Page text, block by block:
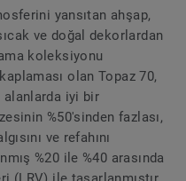
yansıtan ahşap,
ve doğal dekorlardan
koleksiyonu
olan Topaz 70,
alanlarda iyi bir
%50'sinden fazlası,
ve refahını
%20 ile %40 arasında